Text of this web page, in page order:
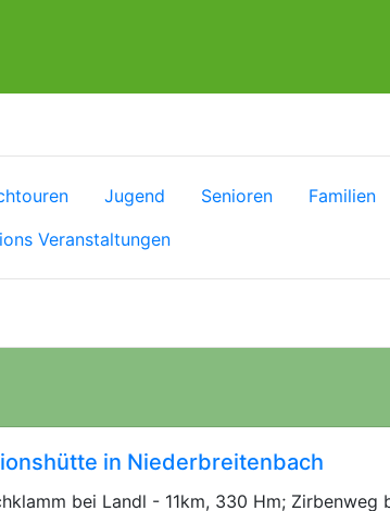
Jugend Senioren Familien
Veranstaltungen
in Niederbreitenbach
bei Landl - 11km, 330 Hm;